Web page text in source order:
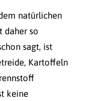
natürlichen
daher so
sagt, ist
Kartoffeln
keine